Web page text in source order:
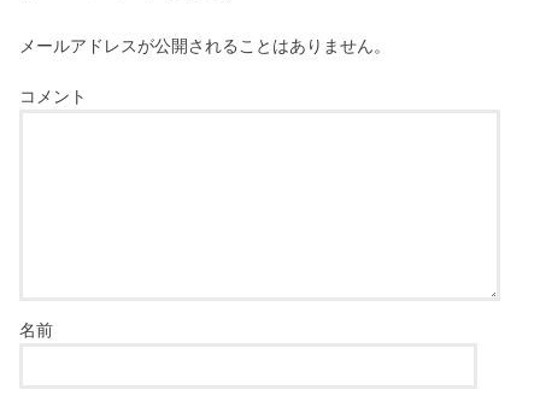
メールアドレスが公開されることはありません。
コメント
名前